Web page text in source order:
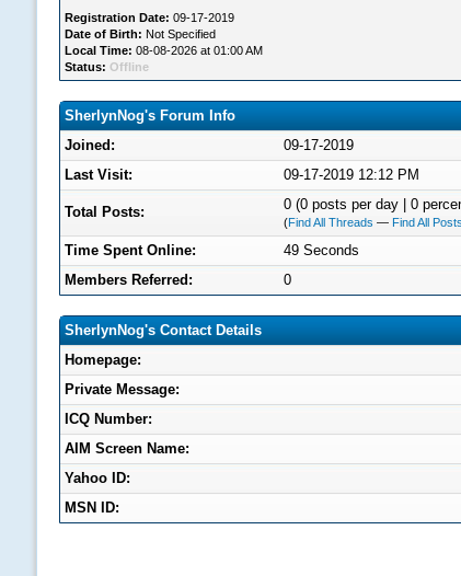
Registration Date: 09-17-2019
Date of Birth: Not Specified
Local Time: 08-08-2026 at 01:00 AM
Status: Offline
SherlynNog's Forum Info
Joined:
09-17-2019
Last Visit:
09-17-2019 12:12 PM
Total Posts: 0 (0 posts per day | 0
(Find All Threads — Find All Posts
Time Spent Online:
49 Seconds
Members Referred:
0
SherlynNog's Contact Details
Homepage:
Private Message:
ICQ Number:
AIM Screen Name:
Yahoo ID:
MSN ID: